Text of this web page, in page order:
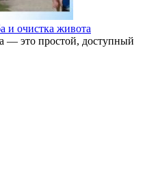
и очистка живота
— это простой, доступный